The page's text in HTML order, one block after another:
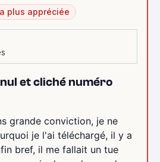
plus appréciée
et cliché numéro
grande conviction, je ne
je l'ai téléchargé, il y a
bref, il me fallait un tue